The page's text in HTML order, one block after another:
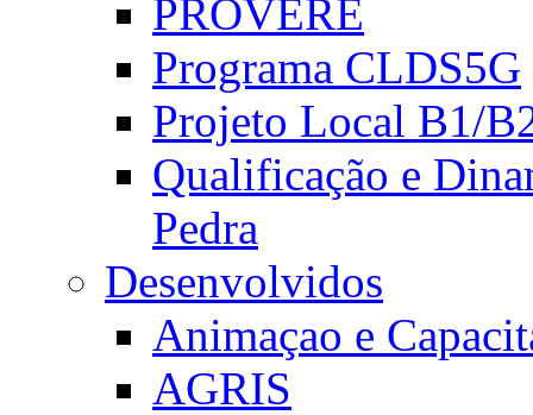
PROVERE
Programa CLDS5G
Projeto Local B1/
Qualificação e
Pedra
Desenvolvidos
Animaçao e
AGRIS